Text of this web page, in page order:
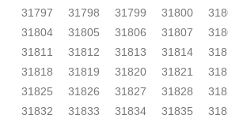
31797
31798 31799 31800
31804
31805 31806 31807
31811
31812 31813 31814
31818
31819 31820 31821
31825
31826 31827 31828
31832
31833 31834 31835